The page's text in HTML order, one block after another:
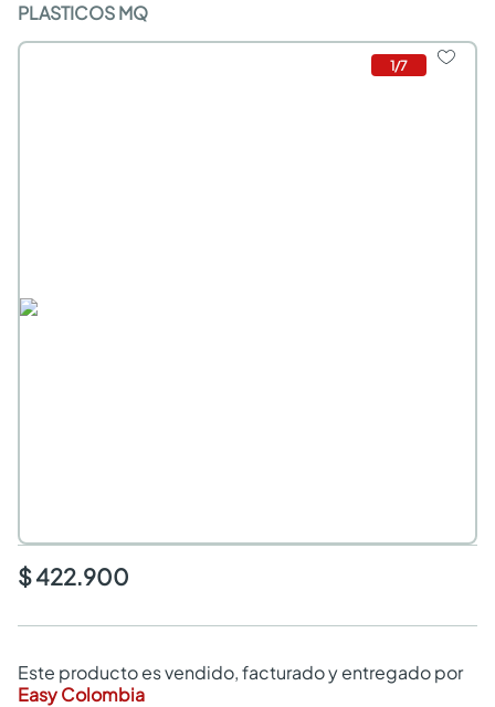
PLASTICOS MQ
1/7
$ 422.900
Este producto es vendido, facturado y entregado por
Easy Colombia
armarios closet
comedores